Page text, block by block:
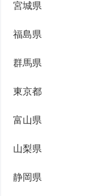
宮城県
福島県
群馬県
東京都
富山県
山梨県
静岡県